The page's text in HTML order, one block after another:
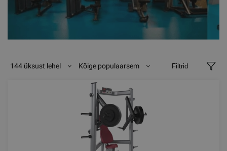
144 üksust lehel Kõige populaarsem Filtrid